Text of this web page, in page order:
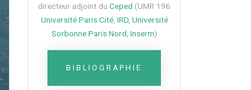
directeur adjoint du Ceped (UMR 196
Université Paris Cité, IRD, Université
Sorbonne Paris Nord Inserm)
BIBLIOGRAPHIE